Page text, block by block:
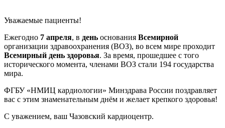
Уважаемые пациенты!
Ежегодно 7 апреля, в день основания Всемирной
организации здравоохранения (ВОЗ), во всем мире проходит
Всемирный день здоровья. За время, прошедшее с того
исторического момента, членами ВOЗ стали 194 государства
мира.
ФГБУ «НМИЦ кардиологии» Минздрава России поздравляет
вас с этим знаменательным днём и желает крепкого здоровья!
С уважением, ваш Чазовский кардиоцентр.